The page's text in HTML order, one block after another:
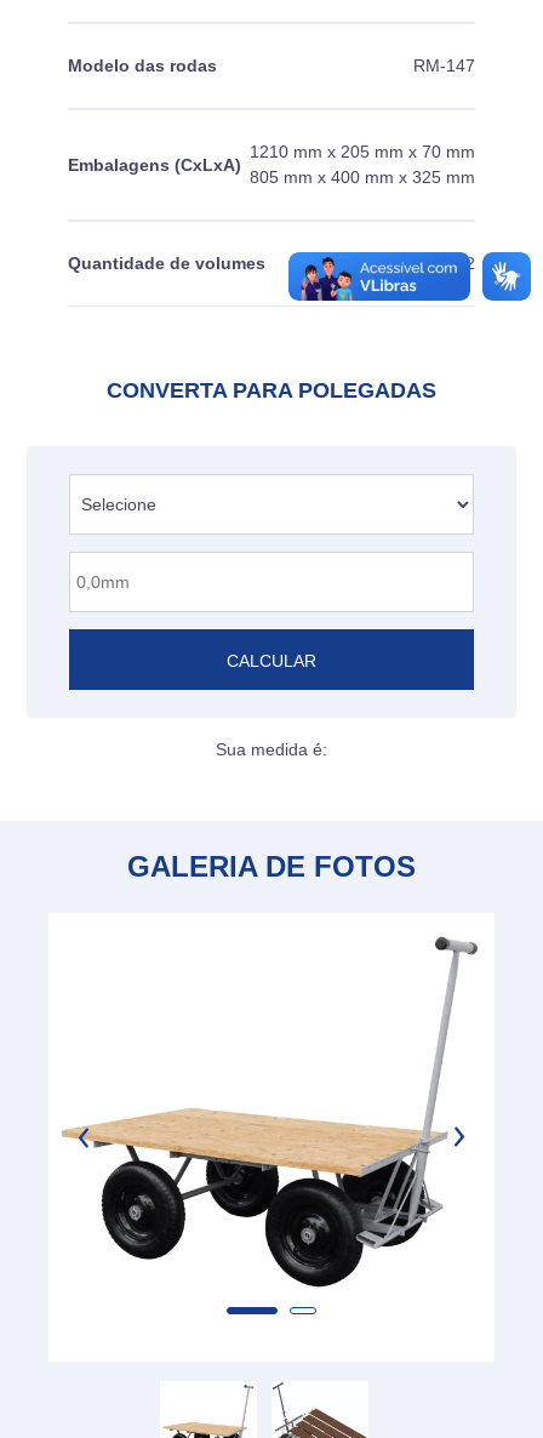
Modelo das rodas RM-147
Embalagens (CxLxA)
1210 mm x 205 mm x 70 mm
805 mm x 400 mm x 325 mm
Quantidade de volumes 2
CONVERTA PARA POLEGADAS
CALCULAR
Sua medida é:
GALERIA DE FOTOS